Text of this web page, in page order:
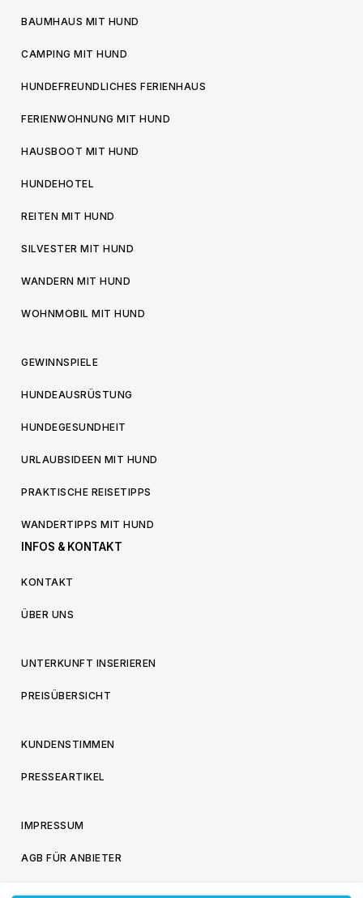
BAUMHAUS MIT HUND
CAMPING MIT HUND
HUNDEFREUNDLICHES FERIENHAUS
FERIENWOHNUNG MIT HUND
HAUSBOOT MIT HUND
HUNDEHOTEL
REITEN MIT HUND
SILVESTER MIT HUND
WANDERN MIT HUND
WOHNMOBIL MIT HUND
GEWINNSPIELE
HUNDEAUSRÜSTUNG
HUNDEGESUNDHEIT
URLAUBSIDEEN MIT HUND
PRAKTISCHE REISETIPPS
WANDERTIPPS MIT HUND
INFOS & KONTAKT
KONTAKT
ÜBER UNS
UNTERKUNFT INSERIEREN
PREISÜBERSICHT
KUNDENSTIMMEN
PRESSEARTIKEL
IMPRESSUM
AGB FÜR ANBIETER